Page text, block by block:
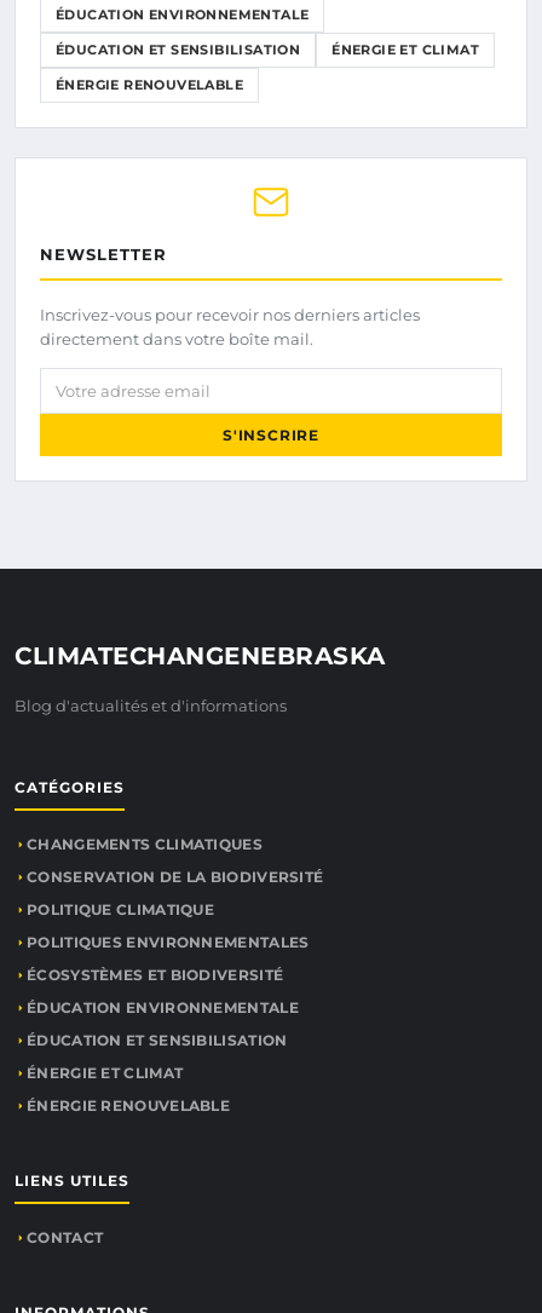
ÉDUCATION ENVIRONNEMENTALE
ÉDUCATION ET SENSIBILISATION ÉNERGIE ET CLIMAT
ÉNERGIE RENOUVELABLE
NEWSLETTER
Inscrivez-vous pour recevoir nos derniers articles
directement dans votre boîte mail.
Votre adresse email
S'INSCRIRE
CLIMATECHANGENEBRASKA
Blog d'actualités et d'informations
CATÉGORIES
CHANGEMENTS CLIMATIQUES
CONSERVATION DE LA BIODIVERSITÉ
POLITIQUE CLIMATIQUE
POLITIQUES ENVIRONNEMENTALES
ÉCOSYSTÈMES ET BIODIVERSITÉ
ÉDUCATION ENVIRONNEMENTALE
ÉDUCATION ET SENSIBILISATION
ÉNERGIE ET CLIMAT
ÉNERGIE RENOUVELABLE
LIENS UTILES
CONTACT